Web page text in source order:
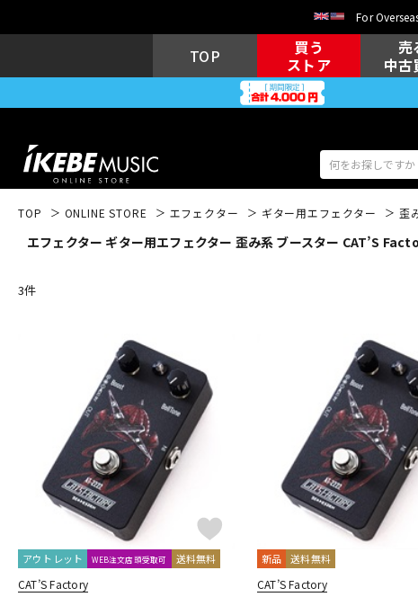
For
TOP
買う
ストア
売
中古
アコギ/エレ
キーボード 電子ピアノ
DJ機器 DTM
中古 ヴィンテージ
TOP ONLINE STORE エフェクター ギター用エフェクター 歪
エフェクター ギター用エフェクター 歪み系 ブースター CAT’S
3件
アウトレット WEB注文店頭受取可 送料無料
CAT’S Factory
新品 送料無料
CAT’S Factory